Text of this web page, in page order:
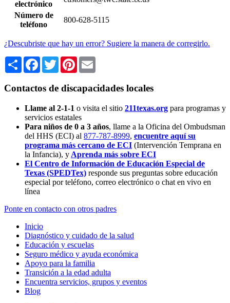
electrónico
Número de
teléfono
800-628-5115
¿Descubriste que hay un error? Sugiere la manera de corregirlo.
Share Facebook
TwitterPinterest
Contactos de discapacidades locales
Llame al 2-1-1 o visita el sitio 211texas.org para programas y
servicios estatales
Para niños de 0 a 3 años, llame a la Oficina del Ombudsman
del HHS (ECI) al 877-787-8999, encuentre aquí su
programa más cercano de ECI (Intervención Temprana en
la Infancia), y Aprenda más sobre ECI
El Centro de Información de Educación Especial de
Texas (SPEDTex) responde sus preguntas sobre educación
especial por teléfono, correo electrónico o chat en vivo en
línea
Ponte en contacto con otros padres
Inicio
Diagnóstico y cuidado de la salud
Educación y escuelas
Seguro médico y ayuda económica
Apoyo para la familia
Transición a la edad adulta
Encuentra servicios, grupos y eventos
Blog